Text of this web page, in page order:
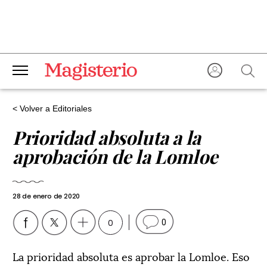
< Volver a Editoriales
Prioridad absoluta a la
aprobación de la Lomloe
28 de enero de 2020
0 0
La prioridad absoluta es aprobar la Lomloe. Eso